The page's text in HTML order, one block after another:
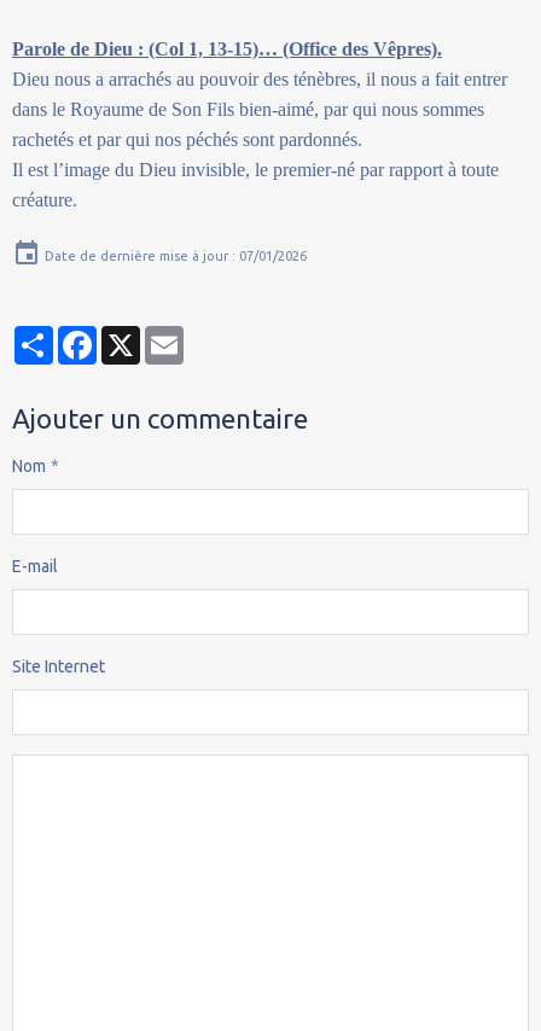
Parole de Dieu : (Col 1, 13-15)… (Office des Vêpres).
Dieu nous a arrachés au pouvoir des ténèbres, il nous a fait entrer
dans le Royaume de Son Fils bien-aimé, par qui nous sommes
rachetés et par qui nos péchés sont pardonnés.
Il est l’image du Dieu invisible, le premier-né par rapport à toute
créature.
Date de dernière mise à jour : 07/01/2026
PartagerFacebook
X
Ajouter un commentaire
Nom
E-mail
Site Internet